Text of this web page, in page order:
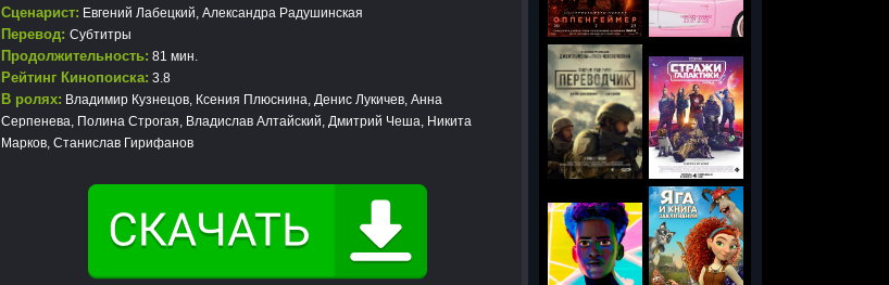
Сценарист: Евгений Лабецкий, Александра Радушинская
Перевод: Субтитры
Продолжительность: 81 мин.
Рейтинг Кинопоиска: 3.8
В ролях: Владимир Кузнецов, Ксения Плюснина, Денис Лукичев, Анна
Серпенева, Полина Строгая, Владислав Алтайский, Дмитрий Чеша, Никита
Марков, Станислав Гирифанов